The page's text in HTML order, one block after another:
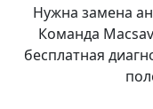
Нужна замена
Команда
бесплатная